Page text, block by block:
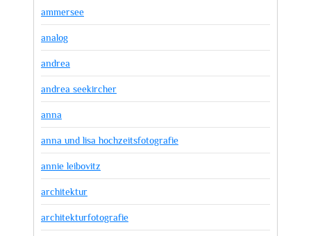
ammersee
analog
andrea
andrea seekircher
anna
anna und lisa hochzeitsfotografie
annie leibovitz
architektur
architekturfotografie